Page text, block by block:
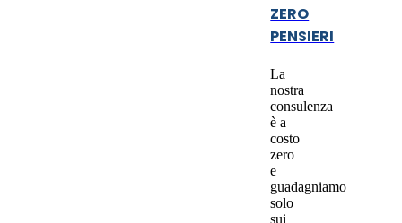
ZERO
PENSIERI
La
nostra
consulenza
è a
costo
zero
e
guadagniamo
solo
sui